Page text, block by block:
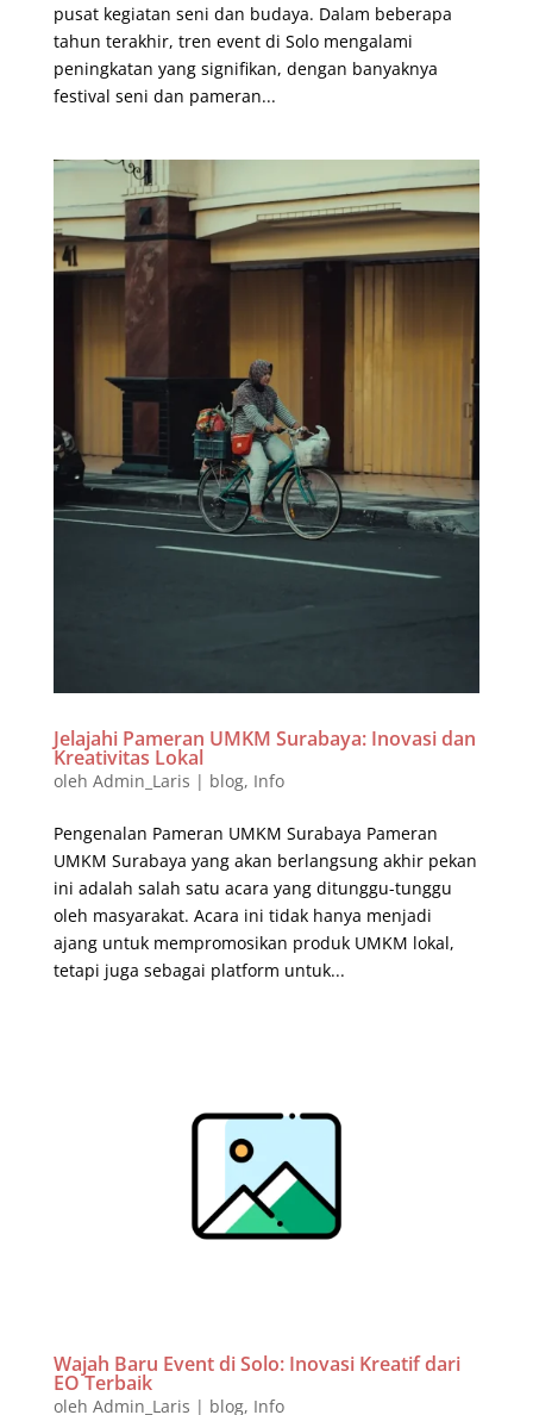
pusat kegiatan seni dan budaya. Dalam beberapa
tahun terakhir, tren event di Solo mengalami
peningkatan yang signifikan, dengan banyaknya
festival seni dan pameran...
Jelajahi Pameran UMKM Surabaya: Inovasi dan
Kreativitas Lokal
oleh Admin_Laris | blog, Info
Pengenalan Pameran UMKM Surabaya Pameran
UMKM Surabaya yang akan berlangsung akhir pekan
ini adalah salah satu acara yang ditunggu-tunggu
oleh masyarakat. Acara ini tidak hanya menjadi
ajang untuk mempromosikan produk UMKM lokal,
tetapi juga sebagai platform untuk...
Wajah Baru Event di Solo: Inovasi Kreatif dari
EO Terbaik
oleh Admin_Laris | blog, Info